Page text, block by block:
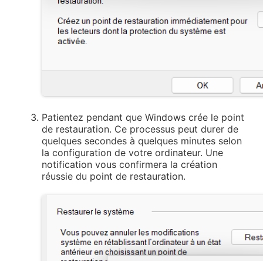
Patientez pendant que Windows crée le point
de restauration. Ce processus peut durer de
quelques secondes à quelques minutes selon
la configuration de votre ordinateur. Une
notification vous confirmera la création
réussie du point de restauration.